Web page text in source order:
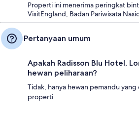
Properti ini menerima peringkat
VisitEngland, Badan Pariwisata
Pertanyaan umum
Apakah Radisson Blu Hotel,
hewan peliharaan?
Tidak, hanya hewan pemandu
properti.